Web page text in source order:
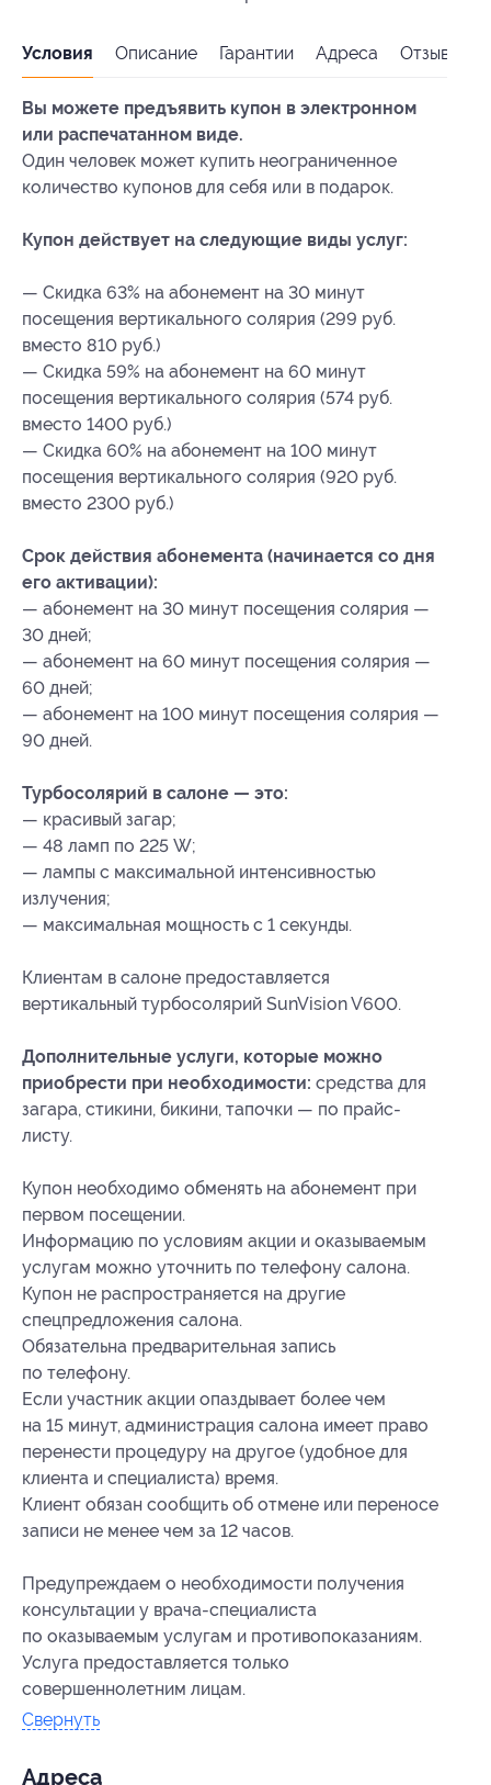
Условия Описание Гарантии Адреса Отзывы
Вы можете предъявить купон в электронном
или распечатанном виде.
Один человек может купить неограниченное
количество купонов для себя или в подарок.
Купон действует на следующие виды услуг:
— Скидка 63% на абонемент на 30 минут
посещения вертикального солярия (299 руб.
вместо 810 руб.)
— Скидка 59% на абонемент на 60 минут
посещения вертикального солярия (574 руб.
вместо 1400 руб.)
— Скидка 60% на абонемент на 100 минут
посещения вертикального солярия (920 руб.
вместо 2300 руб.)
Срок действия абонемента (начинается со дня
его активации):
— абонемент на 30 минут посещения солярия —
30 дней;
— абонемент на 60 минут посещения солярия —
60 дней;
— абонемент на 100 минут посещения солярия —
90 дней.
Турбосолярий в салоне — это:
— красивый загар;
— 48 ламп по 225 W;
— лампы с максимальной интенсивностью
излучения;
— максимальная мощность с 1 секунды.
Клиентам в салоне предоставляется
вертикальный турбосолярий SunVision V600.
Дополнительные услуги, которые можно
приобрести при необходимости: средства для
загара, стикини, бикини, тапочки — по прайс-
листу.
Купон необходимо обменять на абонемент при
первом посещении.
Информацию по условиям акции и оказываемым
услугам можно уточнить по телефону салона.
Купон не распространяется на другие
спецпредложения салона.
Обязательна предварительная запись
по телефону.
Если участник акции опаздывает более чем
на 15 минут, администрация салона имеет право
перенести процедуру на другое (удобное для
клиента и специалиста) время.
Клиент обязан сообщить об отмене или переносе
записи не менее чем за 12 часов.
Предупреждаем о необходимости получения
консультации у врача-специалиста
по оказываемым услугам и противопоказаниям.
Услуга предоставляется только
совершеннолетним лицам.
Свернуть
Адресa